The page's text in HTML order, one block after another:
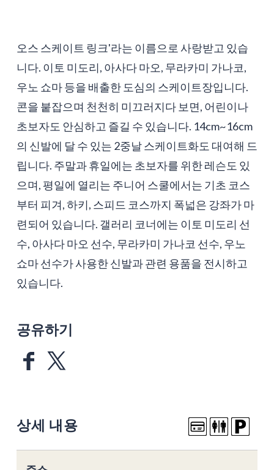
오스 스케이트 링크'라는 이름으로 사랑받고 있습
니다. 이토 미도리, 아사다 마오, 무라카미 가나코,
우노 쇼마 등을 배출한 도심의 스케이트장입니다.
콘을 붙잡으며 천천히 미끄러지다 보면, 어린이나
초보자도 안심하고 즐길 수 있습니다. 14cm~16cm
의 신발에 달 수 있는 2중날 스케이트화도 대여해 드
립니다. 주말과 휴일에는 초보자를 위한 레슨도 있
으며, 평일에 열리는 주니어 스쿨에서는 기초 코스
부터 피겨, 하키, 스피드 코스까지 폭넓은 강좌가 마
련되어 있습니다. 갤러리 코너에는 이토 미도리 선
수, 아사다 마오 선수, 무라카미 가나코 선수, 우노
쇼마 선수가 사용한 신발과 관련 용품을 전시하고
있습니다.
공유하기
상세 내용